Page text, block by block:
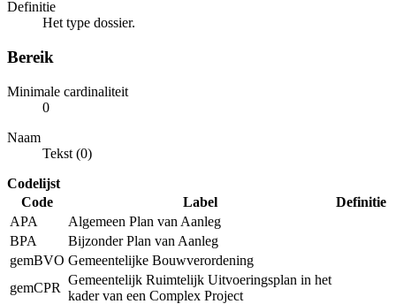
Definitie
Het type dossier.
Bereik
Minimale cardinaliteit
0
Naam
Tekst (0)
Codelijst
Code
Label
Definitie
APA
Algemeen Plan van Aanleg
BPA
Bijzonder Plan van Aanleg
gemBVO Gemeentelijke Bouwverordening
gemCPR
Gemeentelijk Ruimtelijk Uitvoeringsplan in het
kader van een Complex Project